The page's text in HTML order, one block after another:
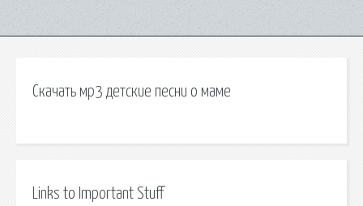
Скачать мр3 детские песни о маме
Links to Important Stuff